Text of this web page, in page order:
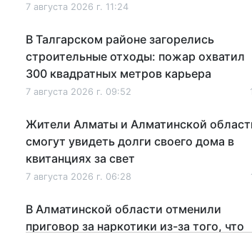
7 августа 2026 г. 11:24
В Талгарском районе загорелись
строительные отходы: пожар охватил
300 квадратных метров карьера
7 августа 2026 г. 09:52
Жители Алматы и Алматинской
смогут увидеть долги своего дома в
квитанциях за свет
7 августа 2026 г. 06:28
В Алматинской области отменили
приговор за наркотики из-за того, что